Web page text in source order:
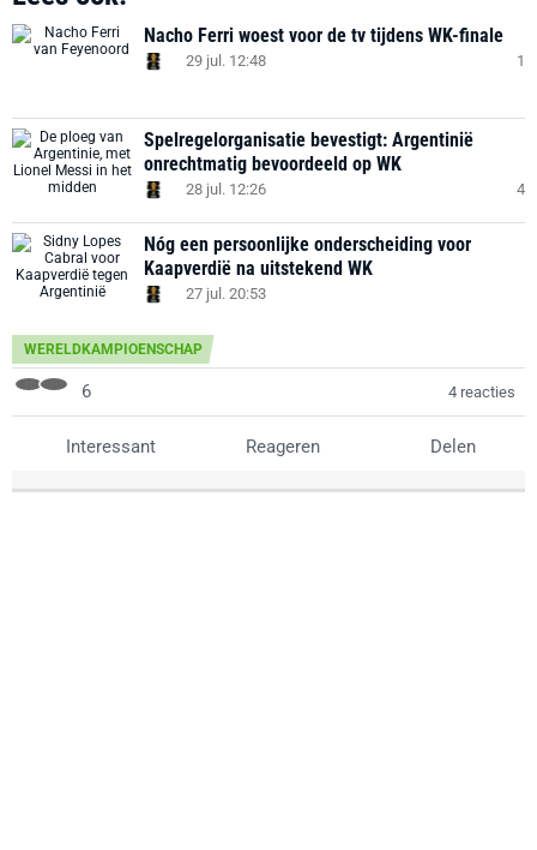
Nacho Ferri woest voor de tv tijdens WK-finale
29 jul. 12:48 1
Spelregelorganisatie bevestigt: Argentinië
onrechtmatig bevoordeeld op WK
28 jul. 12:26 4
Nóg een persoonlijke onderscheiding voor
Kaapverdië na uitstekend WK
27 jul. 20:53
WERELDKAMPIOENSCHAP
6 4 reacties
Interessant Reageren Delen